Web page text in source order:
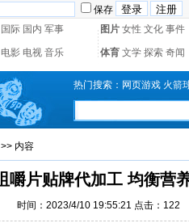
保存
国际 国内 军事 图片 女性 文化 事件
电影 电视 音乐 体育 文学 探索 奇闻
热门搜索： 网页游戏 火箭
>> 内容
嚼片贴牌代加工 均衡营
时间：2023/4/10 19:55:21 点击： 122